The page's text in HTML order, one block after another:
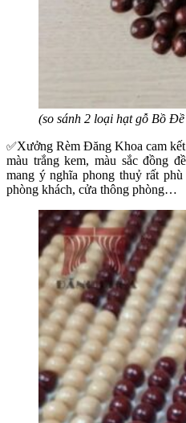
(so sánh 2 loại hạt gỗ Bồ
✅Xưởng Rèm Đăng Khoa cam kết
màu trắng kem, màu sắc đồng
mang ý nghĩa phong thuỷ rất
phòng khách, cửa thông phòng…